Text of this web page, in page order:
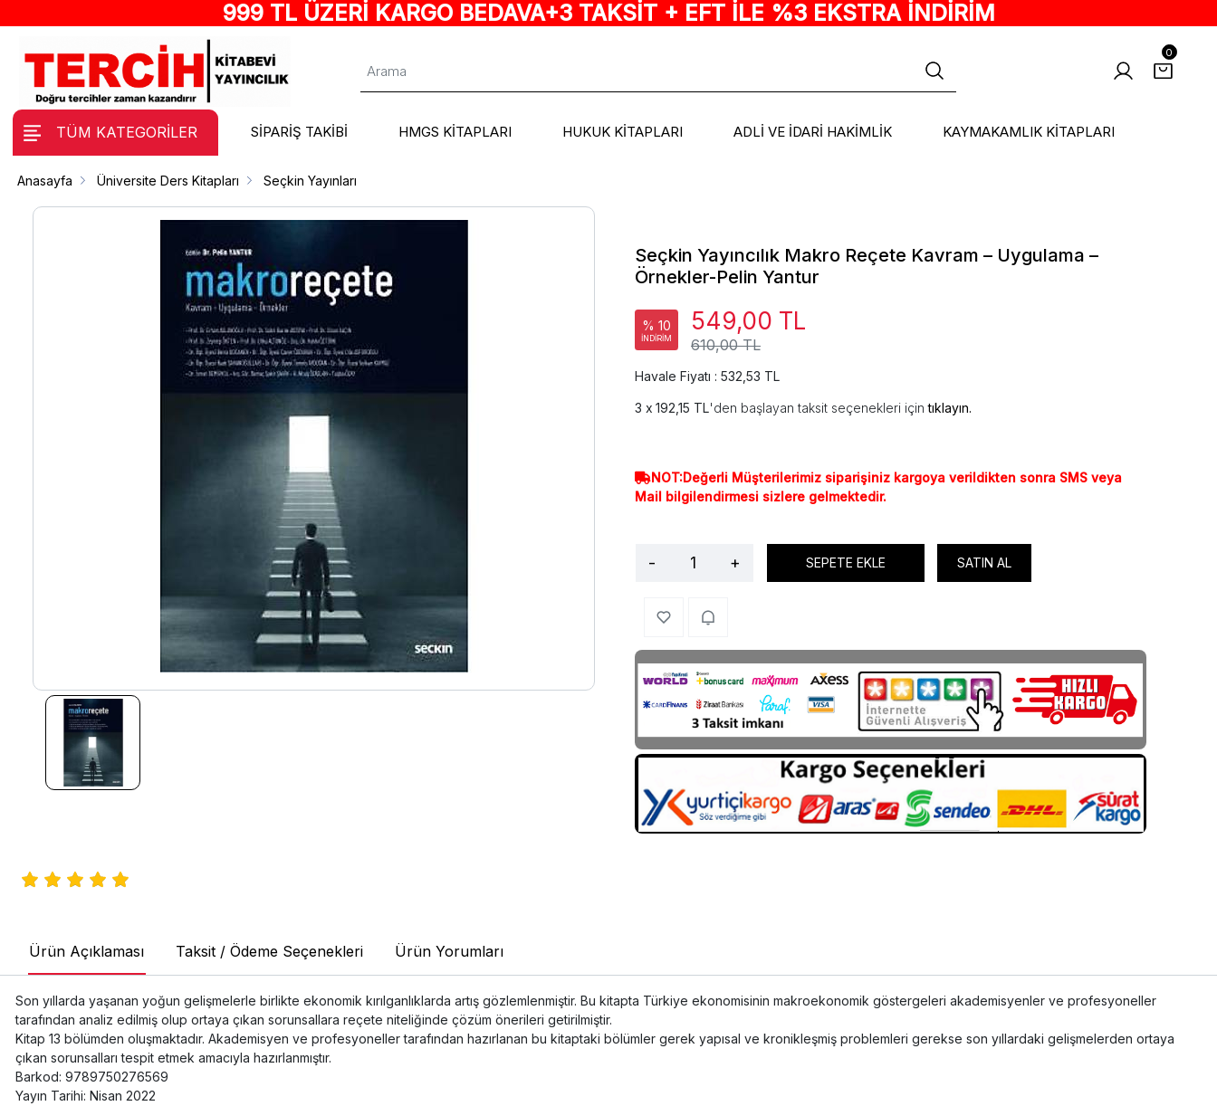
999 TL ÜZERİ KARGO BEDAVA+3 TAKSİT + EFT İLE %3 EKSTRA İNDİRİM
0
TÜM KATEGORİLER SİPARİŞ TAKİBİ HMGS KİTAPLARI HUKUK KİTAPLARI ADLİ VE İDARİ HAKİMLİK KAYMAKAMLIK KİTAPLARI
Anasayfa Üniversite Ders Kitapları Seçkin Yayınları
Seçkin Yayıncılık Makro Reçete Kavram – Uygulama –
Örnekler-Pelin Yantur
% 10
İNDİRİM 610,00 TL
549,00 TL
Havale Fiyatı : 532,53 TL
192,15 TL'den başlayan taksit seçenekleri içintıklayın.
NOT:Değerli Müşterilerimiz siparişiniz kargoya verildikten sonra SMS veya
Mail bilgilendirmesi sizlere gelmektedir.
- + SEPETE EKLE SATIN AL
Ürün Açıklaması Taksit / Ödeme Seçenekleri Ürün Yorumları
Son yıllarda yaşanan yoğun gelişmelerle birlikte ekonomik kırılganlıklarda artış gözlemlenmiştir. Bu kitapta Türkiye ekonomisinin makroekonomik göstergeleri akademisyenler ve profesyoneller
tarafından analiz edilmiş olup ortaya çıkan sorunsallara reçete niteliğinde çözüm önerileri getirilmiştir.
Kitap 13 bölümden oluşmaktadır. Akademisyen ve profesyoneller tarafından hazırlanan bu kitaptaki bölümler gerek yapısal ve kronikleşmiş problemleri gerekse son yıllardaki gelişmelerden ortaya
çıkan sorunsalları tespit etmek amacıyla hazırlanmıştır.
Barkod: 9789750276569
Yayın Tarihi: Nisan 2022